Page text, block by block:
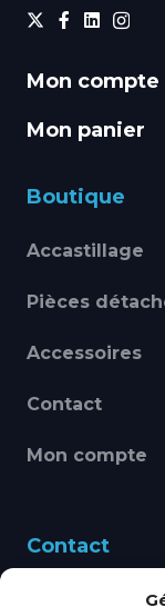
Mon compte
Mon panier
Boutique
Accastillage
Pièces
Accessoires
Contact
Mon compte
Contact